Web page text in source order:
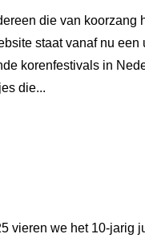
die van koorzang
staat vanaf nu
korenfestivals in
die...
vieren we het 10-jarig